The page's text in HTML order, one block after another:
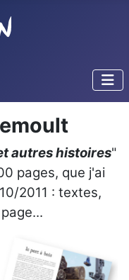
autres histoires"
pages, que j'ai
2011 : textes,